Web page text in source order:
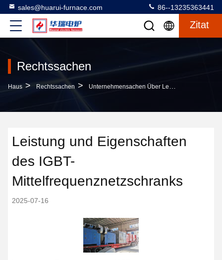
sales@huarui-furnace.com 86--13235363441
Zitat
Rechtssachen
Haus > Rechtssachen > Unternehmensachen Über Leistung Und Eigenschaften Des IGBT-Mittelfrequenznetzschranks
Leistung und Eigenschaften
des IGBT-
Mittelfrequenznetzschranks
2025-07-16